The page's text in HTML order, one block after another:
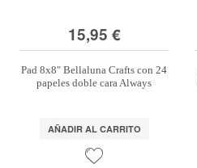
15,95 €
Pad 8x8" Bellaluna Crafts con 24
papeles doble cara Always
AÑADIR AL CARRITO